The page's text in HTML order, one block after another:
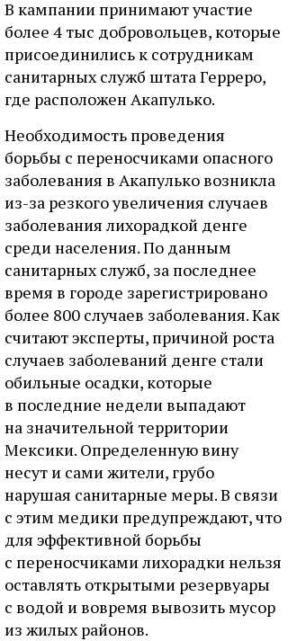
В кампании принимают участие
более 4 тыс добровольцев, которые
присоединились к сотрудникам
санитарных служб штата Герреро,
где расположен Акапулько.
Необходимость проведения
борьбы с переносчиками опасного
заболевания в Акапулько возникла
из-за резкого увеличения случаев
заболевания лихорадкой денге
среди населения. По данным
санитарных служб, за последнее
время в городе зарегистрировано
более 800 случаев заболевания. Как
считают эксперты, причиной роста
случаев заболеваний денге стали
обильные осадки, которые
в последние недели выпадают
на значительной территории
Мексики. Определенную вину
несут и сами жители, грубо
нарушая санитарные меры. В связи
с этим медики предупреждают, что
для эффективной борьбы
с переносчиками лихорадки нельзя
оставлять открытыми резервуары
с водой и вовремя вывозить мусор
из жилых районов.